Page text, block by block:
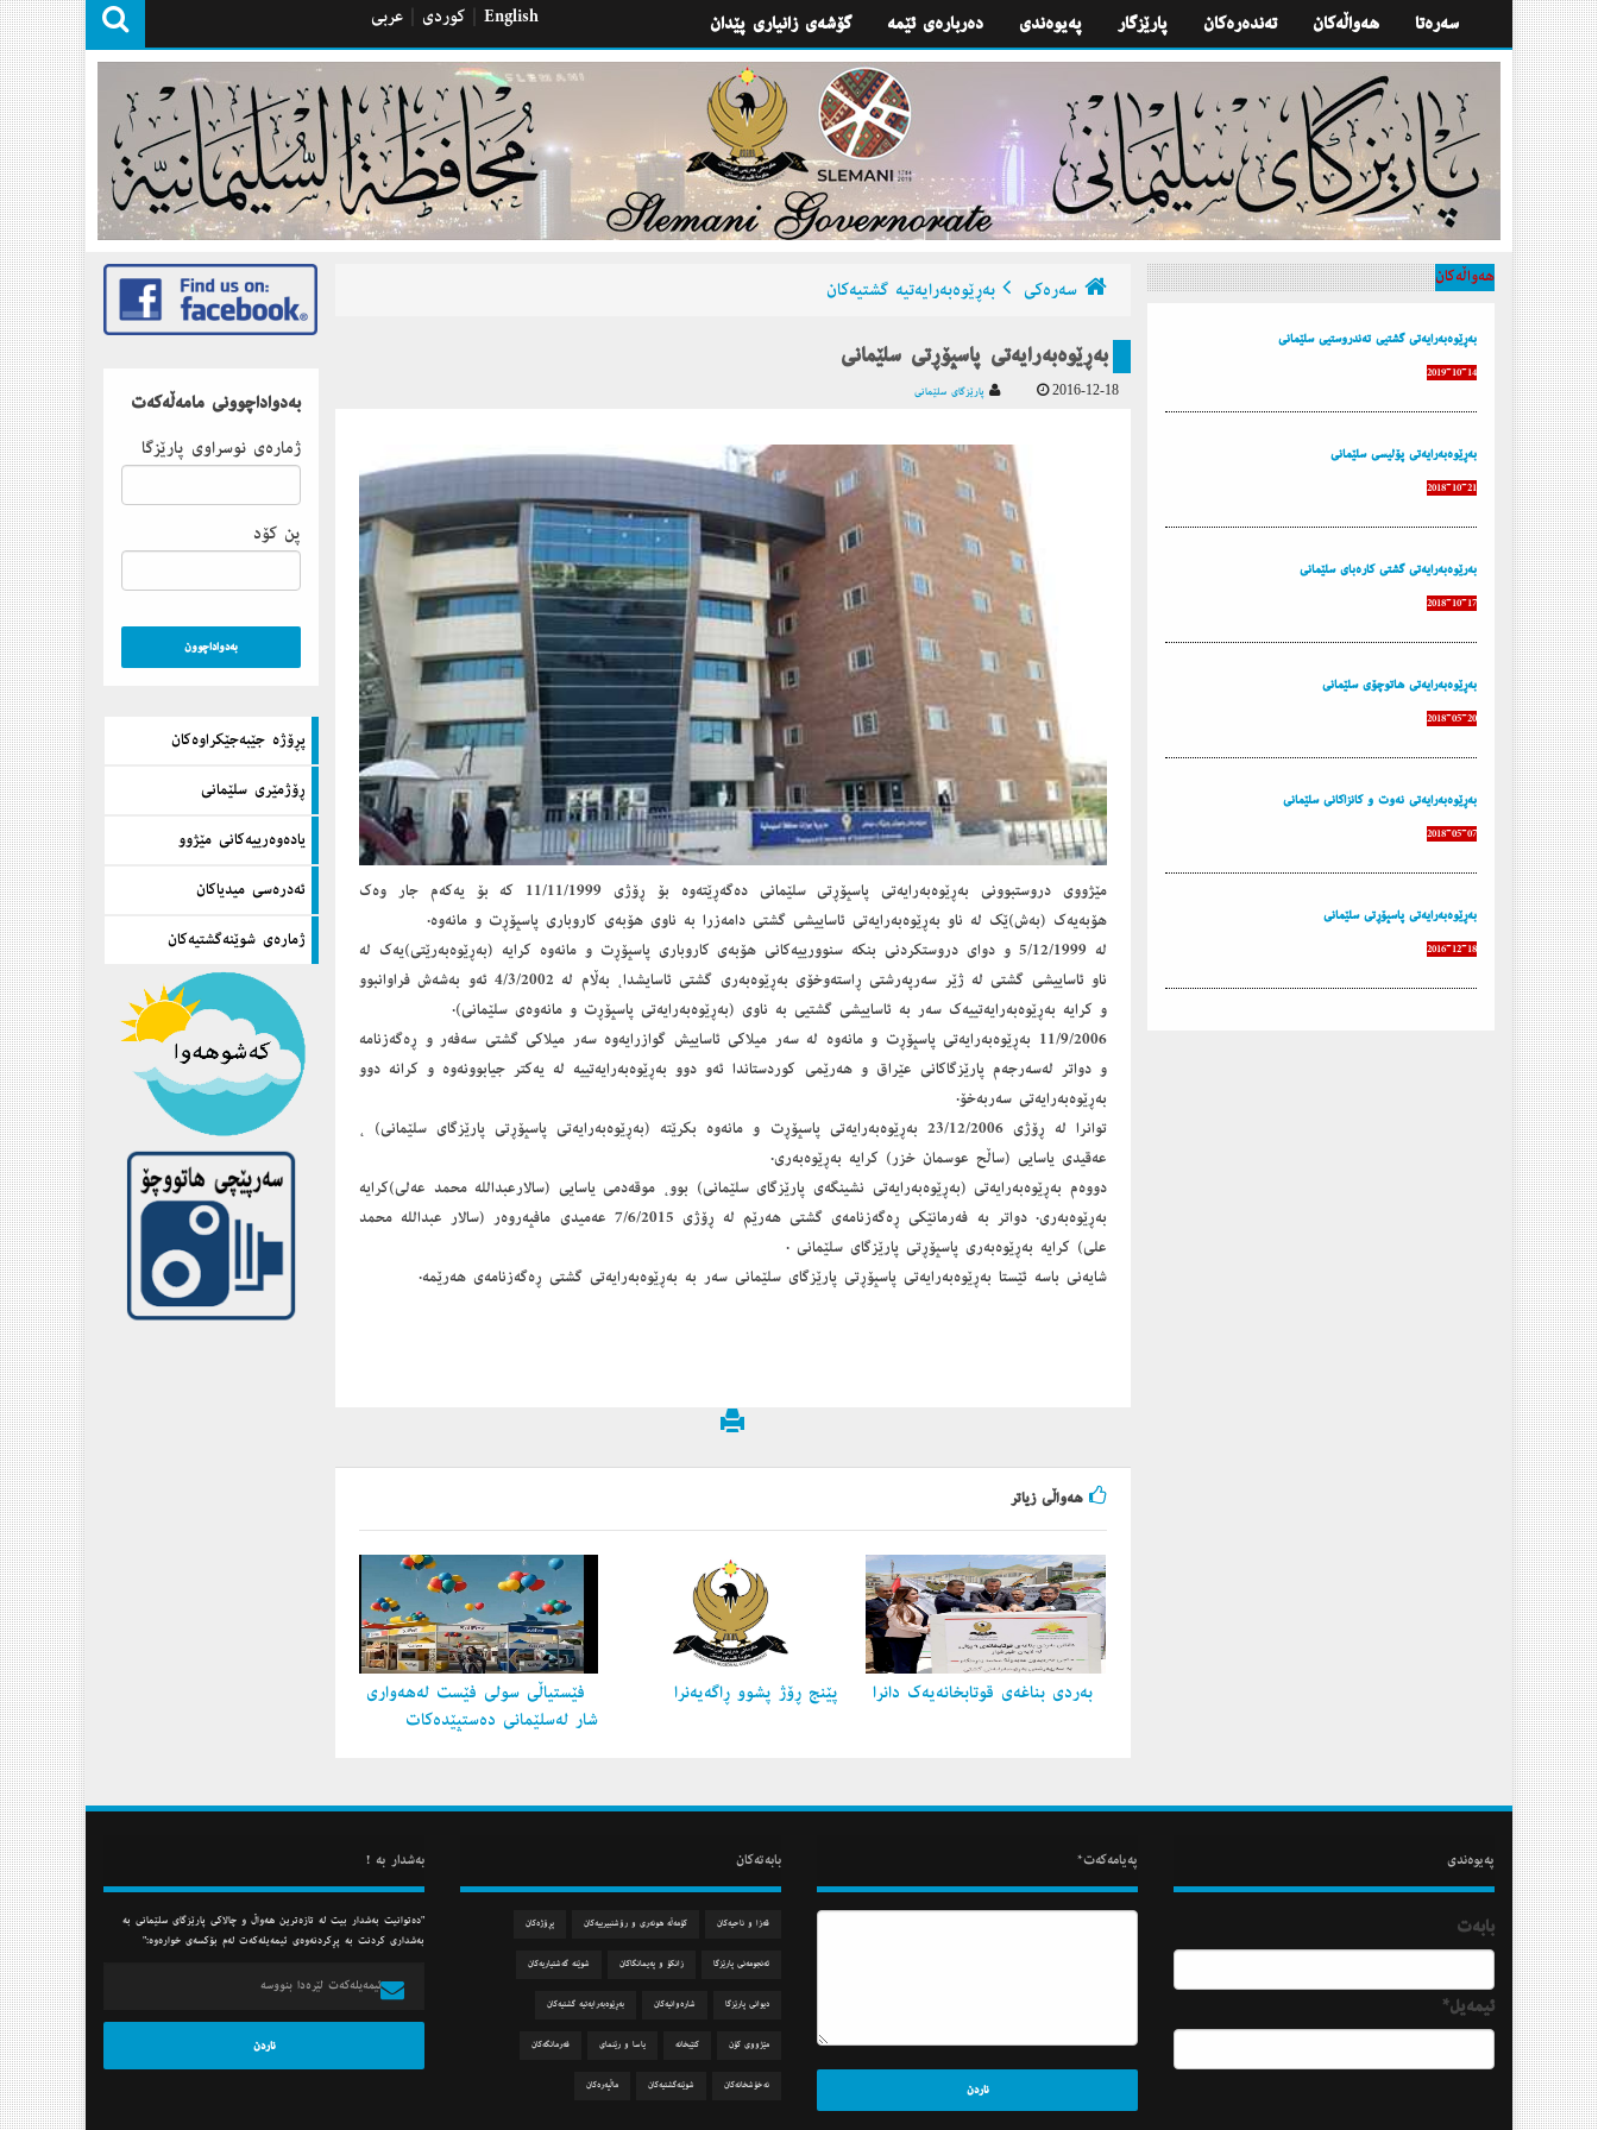
كوردی عربی English گۆشه‌ی زانیاری پێدان په‌یوه‌ندی پارێزگار تەندەرەكان هه‌واڵه‌كان سه‌ره‌تا
بەدواداچوونى مامەڵەكەت
ژمارەى نوسراوى پارێزگا
پن كۆد
پڕۆژه‌ جێبه‌جێكراوه‌كان
ڕۆژمێری سلێمانی
یاده‌وه‌رییه‌كانی مێژوو
ئه‌دره‌سی میدیاكان
ژماره‌ی شوێنه‌گشتیه‌كان
سه‌ره‌كی به‌ڕێوه‌به‌رایه‌تیه‌ گشتیه‌كان
به‌ڕێوه‌به‌رایه‌تی پاسپۆڕتی سلێمانی
2016-12-18
مێژووی دروستبوونی به‌ڕێوه‌به‌رایه‌تی پاسپۆڕتی سلێمانی ده‌گه‌ڕێته‌وه‌ بۆ ڕۆژی 11/11/1999 كه‌ بۆ یه‌كه‌م جار وه‌ك
هۆبه‌یه‌ك (به‌ش)ێك له‌ ناو به‌ڕێوه‌به‌رایه‌تی ئاساییشی گشتی دامه‌زرا به‌ ناوی هۆبه‌ی كاروباری پاسپۆڕت و مانه‌وه‌.
له‌ 5/12/1999 و دوای دروستكردنی بنكه‌ سنوورییه‌كانی هۆبه‌ی كاروباری پاسپۆڕت و مانه‌وه‌ كرایه‌ (به‌ڕێوه‌به‌رێتی)یه‌ك له‌
ناو ئاساییشی گشتی له‌ ژێر سه‌رپه‌رشتی ڕاسته‌وخۆی به‌ڕێوه‌به‌ری گشتی ئاسایشدا، به‌ڵام له‌ 4/3/2002 ئه‌و به‌شه‌ش فراوانبوو
و كرایه‌ به‌ڕێوه‌به‌رایه‌تییه‌ك سه‌ر به‌ ئاساییشی گشتیی به‌ ناوی (به‌ڕێوه‌به‌رایه‌تی پاسپۆڕت و مانه‌وه‌ی سلێمانی).
11/9/2006 به‌ڕێوه‌به‌رایه‌تی پاسپۆڕت و مانه‌وه‌ له‌ سه‌ر میلاكی ئاساییش گوازرایه‌وه‌ سه‌ر میلاكی گشتی سه‌فه‌ر و ڕه‌گه‌زنامه‌
و دواتر له‌سه‌رجه‌م پارێزگاكانی عێراق و هه‌رێمی كوردستاندا ئه‌و دوو به‌ڕێوه‌به‌رایه‌تییه‌ له‌ یه‌كتر جیابوونه‌وه‌ و كرانه‌ دوو
به‌ڕێوه‌به‌رایه‌تی سه‌ربه‌خۆ.
توانرا له‌ ڕۆژی 23/12/2006 به‌ڕێوه‌به‌رایه‌تی پاسپۆڕت و مانه‌وه‌ بكرێته‌ (به‌ڕێوه‌به‌رایه‌تی پاسپۆڕتی پارێزگای سلێمانی) ،
عه‌قیدی یاسایی (ساڵح عوسمان خزر) كرایه‌ به‌ڕێوه‌به‌ری.
دووه‌م به‌ڕێوه‌به‌رایه‌تی (به‌ڕێوه‌به‌رایه‌تی نشینگه‌ی پارێزگای سلێمانی) بوو، موقه‌دمی یاسایی (سالارعبدالله محمد عه‌لی)كرایه‌
به‌ڕێوه‌به‌ری. دواتر به‌ فه‌رمانێكی ڕه‌گه‌زنامه‌ی گشتی هه‌رێم له‌ ڕۆژی 7/6/2015 عه‌میدی مافپه‌روه‌ر (سالار عبدالله محمد
علی) كرایه‌ به‌ڕێوه‌به‌ری پاسپۆڕتی پارێزگای سلێمانی .
شایه‌نی باسه‌ ئێستا به‌ڕێوه‌به‌رایه‌تی پاسپۆڕتی پارێزگای سلێمانی سه‌ر به‌ به‌ڕێوه‌به‌رایه‌تی گشتی ڕه‌گه‌زنامه‌ی هه‌رێمه‌.
هه‌واڵی زیاتر
فێستیاڵی سولی فێست لەهەواری
شار لەسلێمانی دەستپێدەكات
پێنج ڕۆژ پشوو ڕاگه‌یه‌نرا به‌ردی بناغه‌ی قوتابخانه‌یه‌ك دانرا
هه‌واڵه‌كان
بەڕێوەبەرایەتی گشتیی تەندروستیی سلێمانی
2019-10-14
به‌ڕێوه‌به‌رایه‌تی پۆلیسی سلێمانی
2018-10-21
بەرێوەبەرایەتی گشتی كارەبای سلێمانی
2018-10-17
به‌ڕێوه‌به‌رایه‌تی هاتوچۆی سلێمانی
2018-05-20
بەڕێوەبەرایەتی نەوت و كانزاكانی سلێمانی
2018-05-07
به‌ڕێوه‌به‌رایه‌تی پاسپۆڕتی سلێمانی
2016-12-18
به‌شدار به‌ !
"ده‌توانیت به‌شدار بیت له‌ تازه‌ترین هه‌واڵ و چالاكی پارێزگای سلێمانی به‌
به‌شداری كردنت به‌ پڕكردنه‌وه‌ی ئیمه‌یله‌كه‌ت له‌م بۆكسه‌ی خواره‌وه‌:"
بابه‌ته‌كان
قه‌زا و ناحیه‌كان كۆمه‌ڵه‌ هونه‌ری و رۆشنبیرییه‌كان پڕۆژه‌كان
ئه‌نجومه‌نی پارێزگا زانكۆ و په‌یمانگاكان شوێنه‌ گه‌شتیاریه‌كان
دیوانی پارێزگا شاره‌وانیه‌كان به‌ڕێوه‌به‌رایه‌تیه‌ گشتیه‌كان
مێژووی كۆن كتێبخانه‌ یاسا و رێنمای فه‌رمانگه‌كان
نه‌خۆشخانه‌كان شوێنه‌گشتیه‌كان ماڵپه‌ره‌كان
په‌یامه‌كه‌ت* په‌یوه‌ندی
بابه‌ت
ئیمه‌یل*